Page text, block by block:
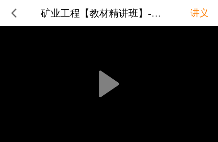
矿业工程【教材精讲班】-黄海刚 讲义